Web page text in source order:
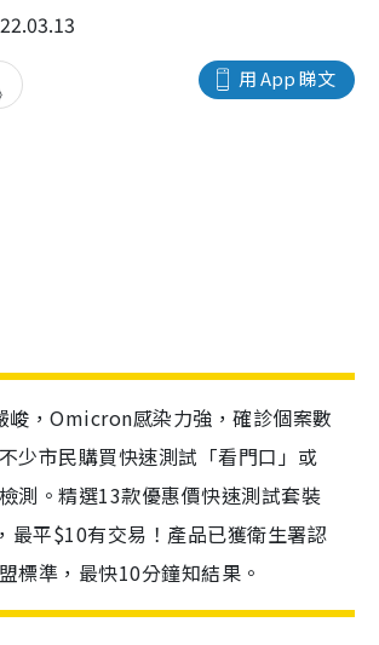
用 App 睇文
峻，Omicron感染力強，確診個案數
少市民購買快速測試「看門口」或
測。精選13款優惠價快速測試套裝
最平$10有交易！產品已獲衛生署認
標準，最快10分鐘知結果。